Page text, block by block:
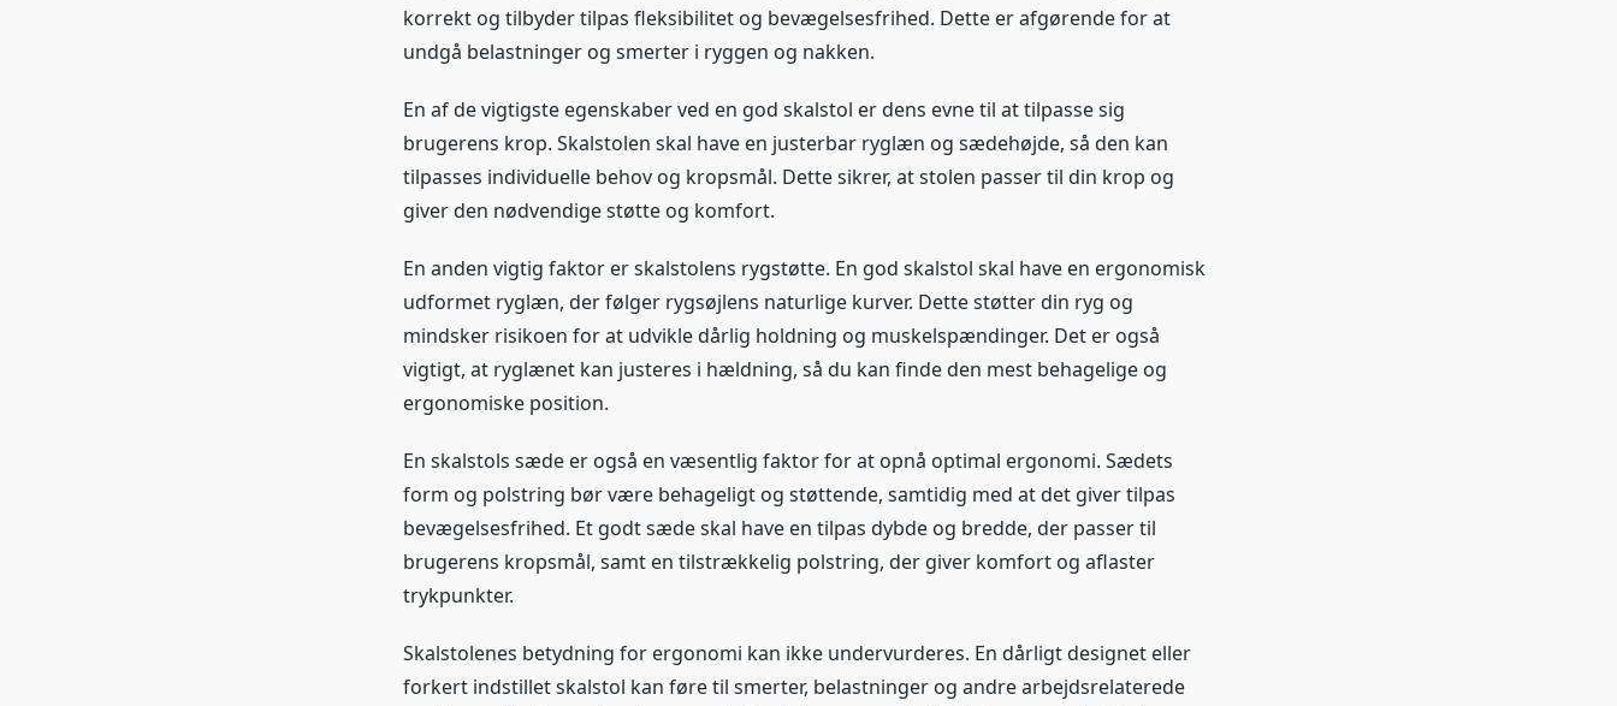
korrekt og tilbyder tilpas fleksibilitet og bevægelsesfrihed. Dette er afgørende for at
undgå belastninger og smerter i ryggen og nakken.
En af de vigtigste egenskaber ved en god skalstol er dens evne til at tilpasse sig
brugerens krop. Skalstolen skal have en justerbar ryglæn og sædehøjde, så den kan
tilpasses individuelle behov og kropsmål. Dette sikrer, at stolen passer til din krop og
giver den nødvendige støtte og komfort.
En anden vigtig faktor er skalstolens rygstøtte. En god skalstol skal have en ergonomisk
udformet ryglæn, der følger rygsøjlens naturlige kurver. Dette støtter din ryg og
mindsker risikoen for at udvikle dårlig holdning og muskelspændinger. Det er også
vigtigt, at ryglænet kan justeres i hældning, så du kan finde den mest behagelige og
ergonomiske position.
En skalstols sæde er også en væsentlig faktor for at opnå optimal ergonomi. Sædets
form og polstring bør være behageligt og støttende, samtidig med at det giver tilpas
bevægelsesfrihed. Et godt sæde skal have en tilpas dybde og bredde, der passer til
brugerens kropsmål, samt en tilstrækkelig polstring, der giver komfort og aflaster
trykpunkter.
Skalstolenes betydning for ergonomi kan ikke undervurderes. En dårligt designet eller
forkert indstillet skalstol kan føre til smerter, belastninger og andre arbejdsrelaterede